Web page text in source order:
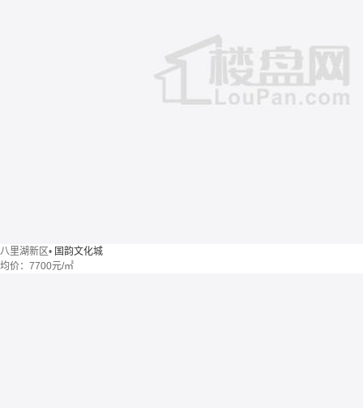
八里湖新区• 国韵文化城
均价： 7700元/㎡